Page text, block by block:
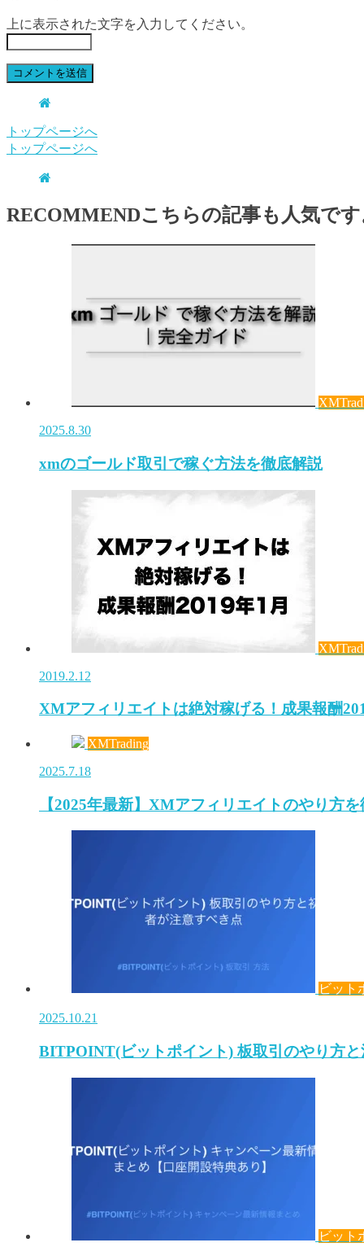
上に表示された文字を入力してください。
トップページへ
トップページへ
RECOMMENDこちらの記事も人気です
2025.8.30
xmのゴールド取引で稼ぐ方法を徹底解説
2019.2.12
XMアフィリエイトは絶対稼げる！成果報酬
XMTrading
2025.7.18
【2025年最新】XMアフィリエイトのやり方
ビット
2025.10.21
BITPOINT(ビットポイント) 板取引のやり方と
ビット